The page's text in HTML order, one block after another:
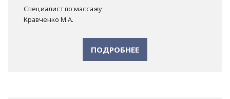
Специалист по массажу
Кравченко М.А.
ПОДРОБНЕЕ